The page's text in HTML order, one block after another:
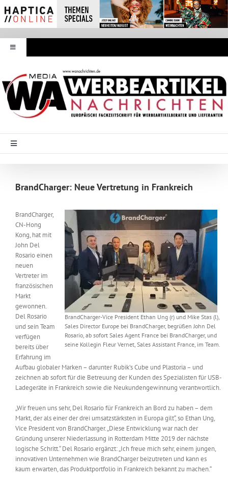
Inhalt
springen
Toggle
Navigation
Werbeartikel Nachrichten
E-Paper
WA Media
Kontakt
Toggle
Messen & Events
Unternehmen
Interviews
Wissen
Product Guide
Jobshop
Suche
nach:
BrandCharger: Neue Vertretung in Frankreich
BrandCharger-Vice President Ethan Ung (r) und Mike Stas (l),
Sales Director Europe bei BrandCharger, begrüßen John Del
Rosario, ab sofort Sales Agent France bei BrandCharger, und
seine Kollegin Fleur Vernet, Sales Assistant France, im Team.
BrandCharger,
CN-Hong
Kong, hat mit
John Del
Rosario einen
neuen
Vertreter im
französischen
Markt
gewonnen.
Del Rosario
und sein Team
verfügen
bereits über
Erfahrung im
Aufbau globaler Marken – darunter Rubik’s Cube und Plastoria – und
zeichnen ab sofort für die Betreuung der Kunden des Spezialisten für USB-
Ladegeräte in Frankreich sowie die Neukundengewinnung verantwortlich.
„Wir freuen uns sehr, Del Rosario für Frankreich an Bord zu haben – dem
Markt, der als einer der drei umsatzstärksten in Europa gilt“, so Ethan Ung,
Vice President von BrandCharger. „Diese Entwicklung war nach der
Gründung unserer Niederlassung in Rotterdam Mitte 2019 der nächste
logische Schritt.“ Del Rosario ergänzt: „Ich freue mich sehr, einem jungen,
innovativen Unternehmen wie BrandCharger beizutreten und kann es
kaum erwarten, das Produktportfolio in Frankreich bekannt zu machen.“